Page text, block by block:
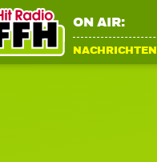
ON AIR:
NACHRICHTEN